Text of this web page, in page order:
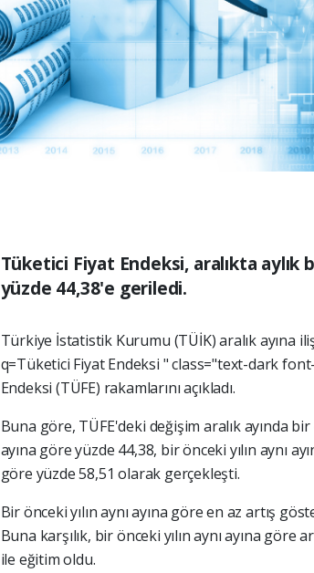
Tüketici Fiyat Endeksi, aralıkta aylık
yüzde 44,38'e geriledi.
Türkiye İstatistik Kurumu (TÜİK)aralıkayına
q=Tüketici FiyatEndeksi "class="text-dark
Endeksi (TÜFE) rakamlarınıaçıkladı.
Buna göre, TÜFE'deki değişim aralıkayında bir
ayına göreyüzde 44,38, birönceki yılın aynı
göre yüzde58,51olarak gerçekleşti.
Biröncekiyılınaynıayına göreen azartış
Buna karşılık, birönceki yılınaynıayına göre
ile eğitimoldu.